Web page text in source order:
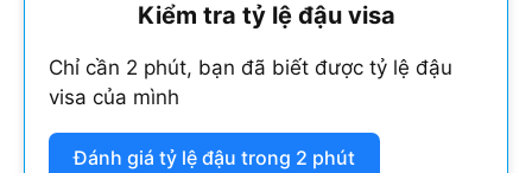
Kiểm tra tỷ lệ đậu visa
Chỉ cần 2 phút, bạn đã biết được tỷ lệ đậu
visa của mình
Đánh giá tỷ lệ đậu trong 2 phút